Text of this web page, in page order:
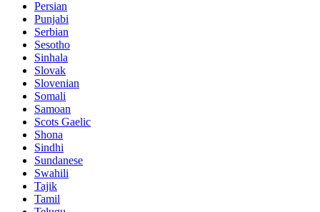
Persian
Punjabi
Serbian
Sesotho
Sinhala
Slovak
Slovenian
Somali
Samoan
Scots Gaelic
Shona
Sindhi
Sundanese
Swahili
Tajik
Tamil